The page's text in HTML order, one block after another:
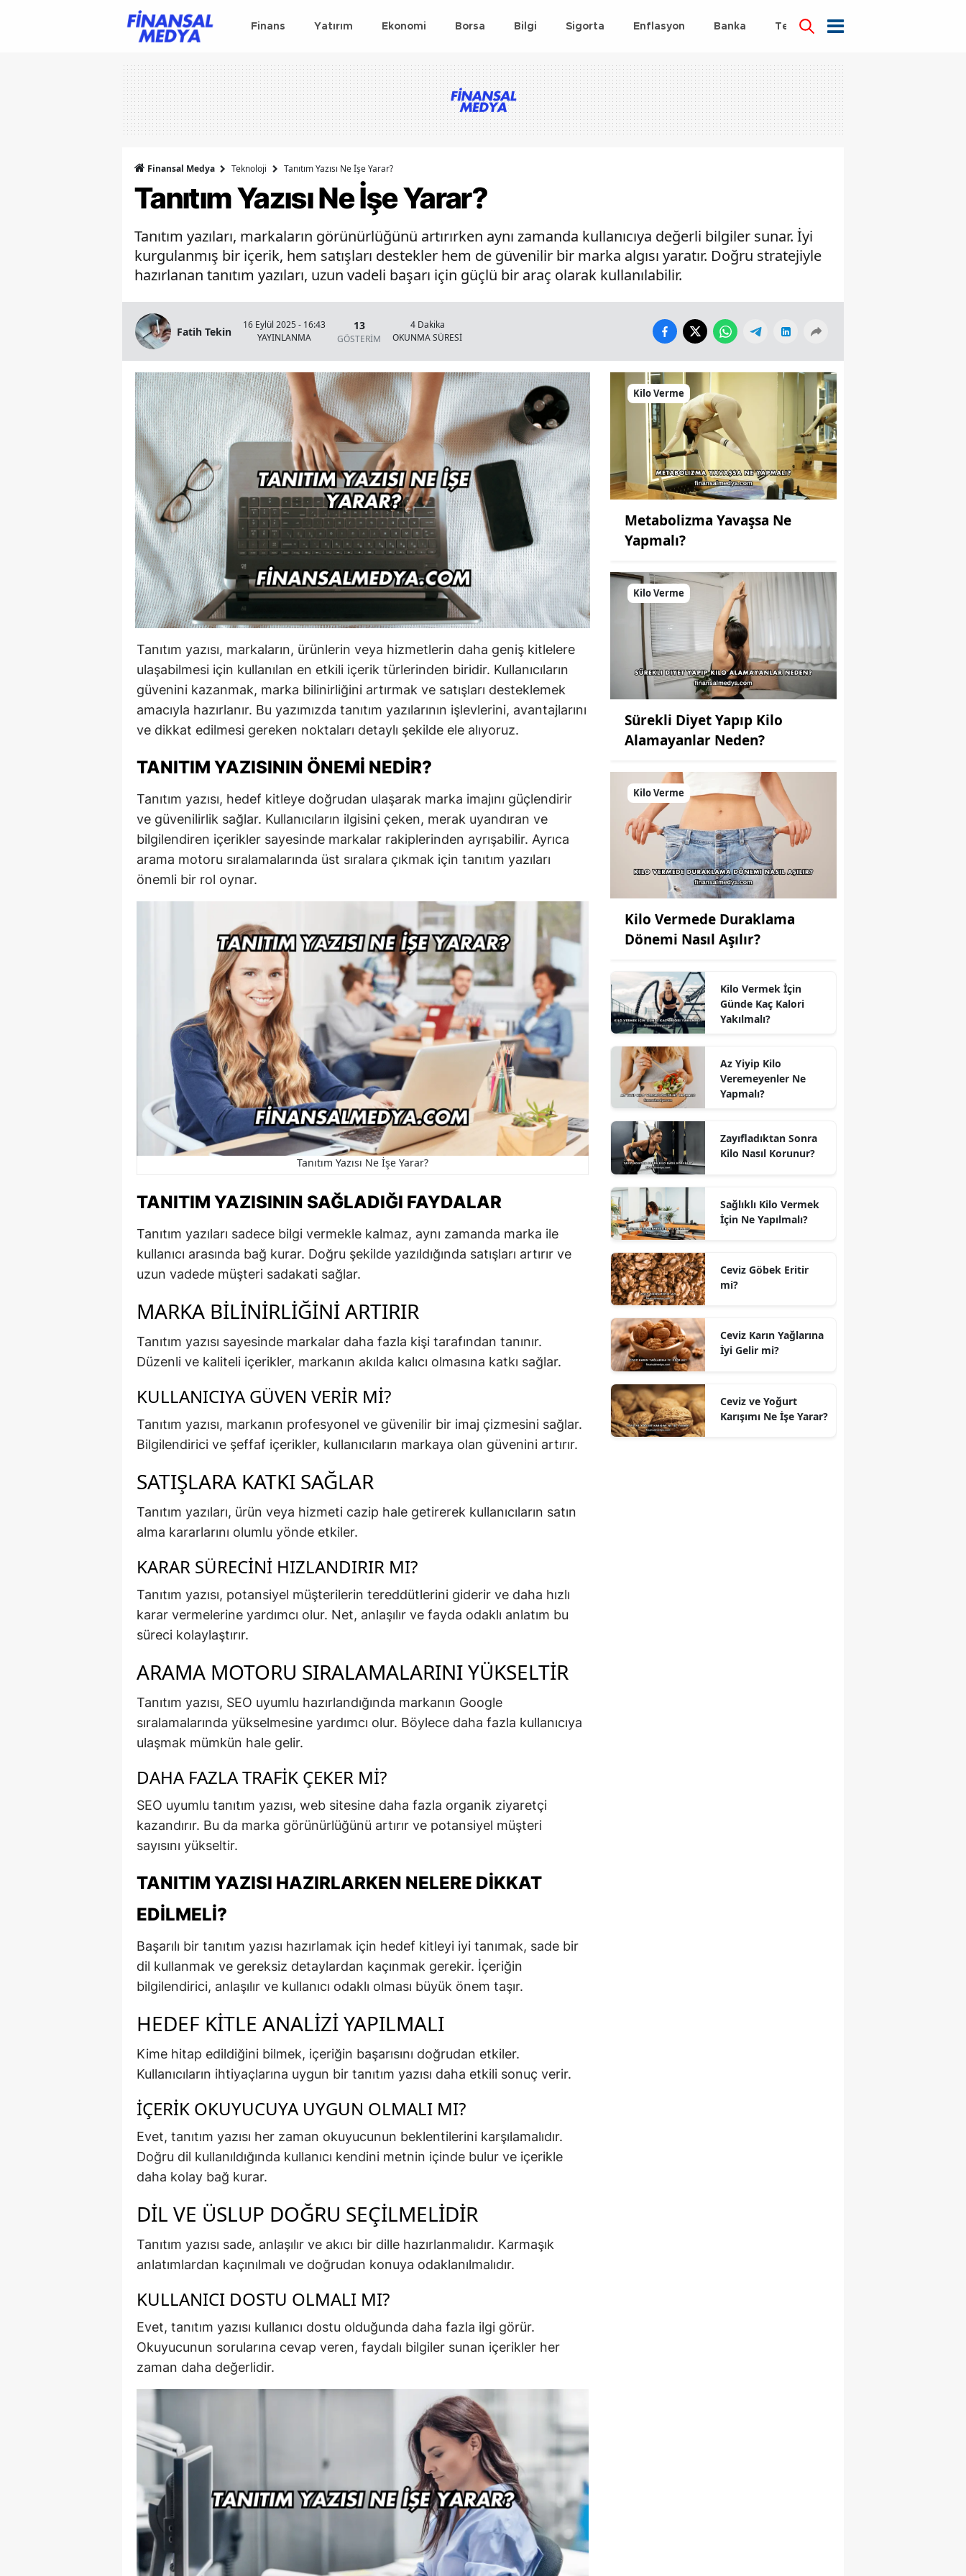
Finans Yatırım Ekonomi Borsa Bilgi Sigorta Enflasyon Banka Teknoloji
Finansal Medya Teknoloji Tanıtım Yazısı Ne İşe Yarar?
Tanıtım Yazısı Ne İşe Yarar?
Tanıtım yazıları, markaların görünürlüğünü artırırken aynı zamanda kullanıcıya değerli bilgiler sunar. İyi
kurgulanmış bir içerik, hem satışları destekler hem de güvenilir bir marka algısı yaratır. Doğru stratejiyle
hazırlanan tanıtım yazıları, uzun vadeli başarı için güçlü bir araç olarak kullanılabilir.
Fatih Tekin
16 Eylül 2025 - 16:43
YAYINLANMA
13
GÖSTERİM
4 Dakika
OKUNMA SÜRESİ
Tanıtım yazısı, markaların, ürünlerin veya hizmetlerin daha geniş kitlelere
ulaşabilmesi için kullanılan en etkili içerik türlerinden biridir. Kullanıcıların
güvenini kazanmak, marka bilinirliğini artırmak ve satışları desteklemek
amacıyla hazırlanır. Bu yazımızda tanıtım yazılarının işlevlerini, avantajlarını
ve dikkat edilmesi gereken noktaları detaylı şekilde ele alıyoruz.
TANITIM YAZISININ ÖNEMI NEDIR?
Tanıtım yazısı, hedef kitleye doğrudan ulaşarak marka imajını güçlendirir
ve güvenilirlik sağlar. Kullanıcıların ilgisini çeken, merak uyandıran ve
bilgilendiren içerikler sayesinde markalar rakiplerinden ayrışabilir. Ayrıca
arama motoru sıralamalarında üst sıralara çıkmak için tanıtım yazıları
önemli bir rol oynar.
Tanıtım Yazısı Ne İşe Yarar?
TANITIM YAZISININ SAĞLADIĞI FAYDALAR
Tanıtım yazıları sadece bilgi vermekle kalmaz, aynı zamanda marka ile
kullanıcı arasında bağ kurar. Doğru şekilde yazıldığında satışları artırır ve
uzun vadede müşteri sadakati sağlar.
MARKA BILINIRLIĞINI ARTIRIR
Tanıtım yazısı sayesinde markalar daha fazla kişi tarafından tanınır.
Düzenli ve kaliteli içerikler, markanın akılda kalıcı olmasına katkı sağlar.
KULLANICIYA GÜVEN VERIR MI?
Tanıtım yazısı, markanın profesyonel ve güvenilir bir imaj çizmesini sağlar.
Bilgilendirici ve şeffaf içerikler, kullanıcıların markaya olan güvenini artırır.
SATIŞLARA KATKI SAĞLAR
Tanıtım yazıları, ürün veya hizmeti cazip hale getirerek kullanıcıların satın
alma kararlarını olumlu yönde etkiler.
KARAR SÜRECINI HIZLANDIRIR MI?
Tanıtım yazısı, potansiyel müşterilerin tereddütlerini giderir ve daha hızlı
karar vermelerine yardımcı olur. Net, anlaşılır ve fayda odaklı anlatım bu
süreci kolaylaştırır.
ARAMA MOTORU SIRALAMALARINI YÜKSELTIR
Tanıtım yazısı, SEO uyumlu hazırlandığında markanın Google
sıralamalarında yükselmesine yardımcı olur. Böylece daha fazla kullanıcıya
ulaşmak mümkün hale gelir.
DAHA FAZLA TRAFIK ÇEKER MI?
SEO uyumlu tanıtım yazısı, web sitesine daha fazla organik ziyaretçi
kazandırır. Bu da marka görünürlüğünü artırır ve potansiyel müşteri
sayısını yükseltir.
TANITIM YAZISI HAZIRLARKEN NELERE DIKKAT
EDILMELI?
Başarılı bir tanıtım yazısı hazırlamak için hedef kitleyi iyi tanımak, sade bir
dil kullanmak ve gereksiz detaylardan kaçınmak gerekir. İçeriğin
bilgilendirici, anlaşılır ve kullanıcı odaklı olması büyük önem taşır.
HEDEF KITLE ANALIZI YAPILMALI
Kime hitap edildiğini bilmek, içeriğin başarısını doğrudan etkiler.
Kullanıcıların ihtiyaçlarına uygun bir tanıtım yazısı daha etkili sonuç verir.
İÇERIK OKUYUCUYA UYGUN OLMALI MI?
Evet, tanıtım yazısı her zaman okuyucunun beklentilerini karşılamalıdır.
Doğru dil kullanıldığında kullanıcı kendini metnin içinde bulur ve içerikle
daha kolay bağ kurar.
DIL VE ÜSLUP DOĞRU SEÇILMELIDIR
Tanıtım yazısı sade, anlaşılır ve akıcı bir dille hazırlanmalıdır. Karmaşık
anlatımlardan kaçınılmalı ve doğrudan konuya odaklanılmalıdır.
KULLANICI DOSTU OLMALI MI?
Evet, tanıtım yazısı kullanıcı dostu olduğunda daha fazla ilgi görür.
Okuyucunun sorularına cevap veren, faydalı bilgiler sunan içerikler her
zaman daha değerlidir.
Kilo Verme
Metabolizma Yavaşsa Ne
Yapmalı?
Kilo Verme
Sürekli Diyet Yapıp Kilo
Alamayanlar Neden?
Kilo Verme
Kilo Vermede Duraklama
Dönemi Nasıl Aşılır?
Kilo Vermek İçin
Günde Kaç Kalori
Yakılmalı?
Az Yiyip Kilo
Veremeyenler Ne
Yapmalı?
Zayıfladıktan Sonra
Kilo Nasıl Korunur?
Sağlıklı Kilo Vermek
İçin Ne Yapılmalı?
Ceviz Göbek Eritir
mi?
Ceviz Karın Yağlarına
İyi Gelir mi?
Ceviz ve Yoğurt
Karışımı Ne İşe Yarar?